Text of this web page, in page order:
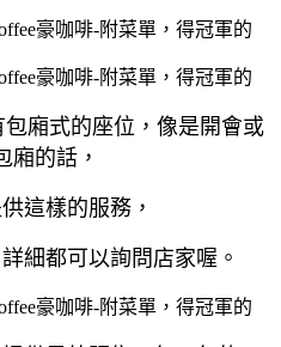
廂式的座位，像是開會或
廂的話，
這樣的服務，
細都可以詢問店家喔。